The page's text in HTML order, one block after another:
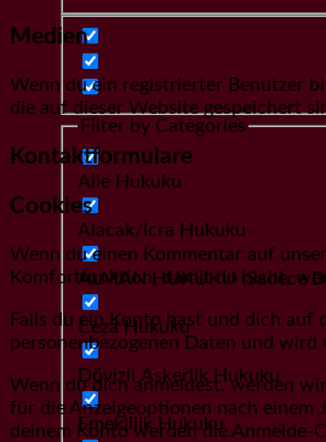
Filter by Categories
Aile Hukuku
Alacak/İcra Hukuku
ALMAN HUKUKU (Sadece
Ceza Hukuku
Dövizli Askerlik Hukuku
Emeklilik Hukuku
Medien
Wenn du ein registrierter Benutzer
die auf dieser Website gespeichert
Kontaktformulare
Cookies
Wenn du einen Kommentar auf
Komfortfunktion, damit du nicht,
Falls du ein Konto hast und dich auf
personenbezogenen Daten und
Wenn du dich anmeldest, werden
für die Anzeigeoptionen nach einem
deinem Konto werden die Anmelde-